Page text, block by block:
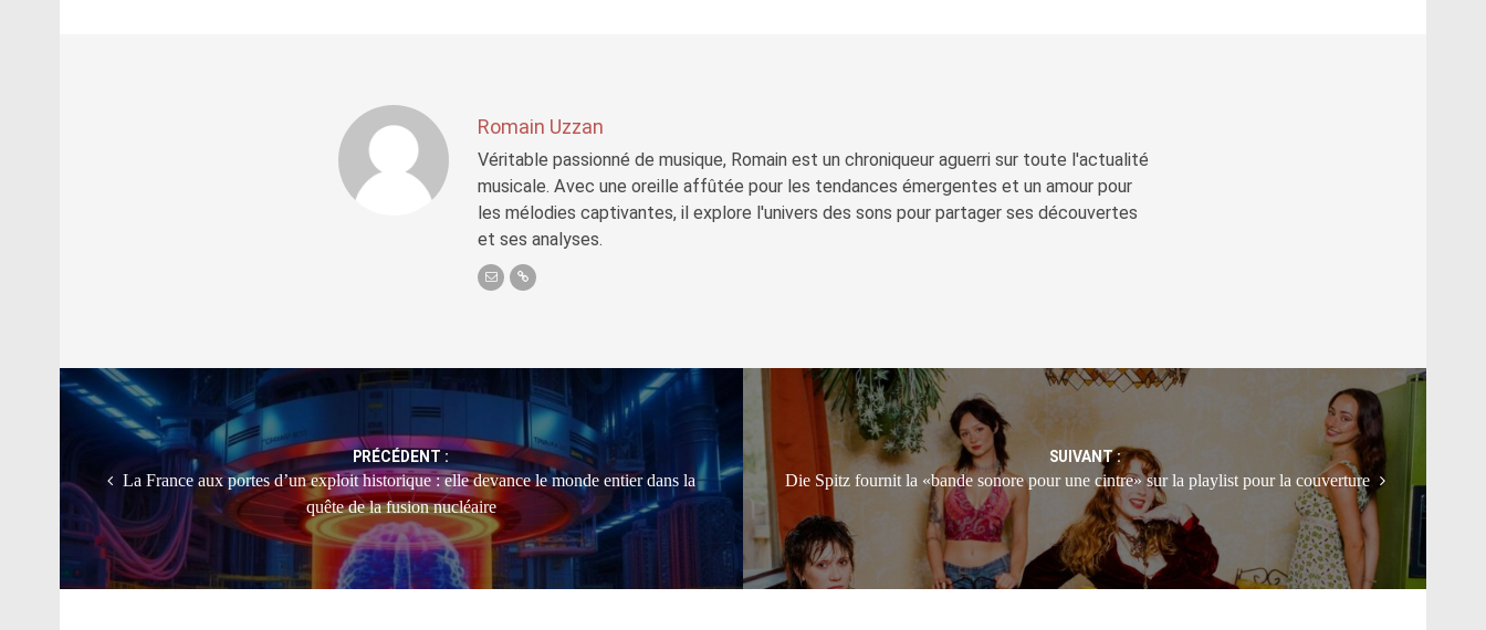
Romain Uzzan
Véritable passionné de musique, Romain est un chroniqueur aguerri sur toute l'actualité
musicale. Avec une oreille affûtée pour les tendances émergentes et un amour pour
les mélodies captivantes, il explore l'univers des sons pour partager ses découvertes
et ses analyses.
Post
navigation
PRÉCÉDENT :
La France aux portes d’un exploit historique : elle devance le monde entier dans la
quête de la fusion nucléaire
SUIVANT :
Die Spitz fournit la «bande sonore pour une cintre» sur la playlist pour la couverture